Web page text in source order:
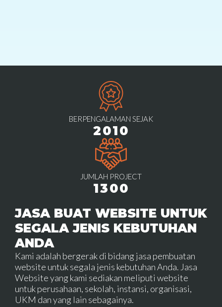
BERPENGALAMAN SEJAK
2010
JUMLAH PROJECT
1300
JASA BUAT WEBSITE UNTUK
SEGALA JENIS KEBUTUHAN
ANDA
Kami adalah bergerak di bidang jasa pembuatan
website untuk segala jenis kebutuhan Anda. Jasa
Website yang kami sediakan meliputi website
untuk perusahaan, sekolah, instansi, organisasi,
UKM dan yang lain sebagainya.